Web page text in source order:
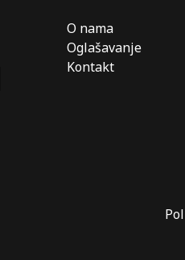
O nama
Oglašavanje
Kontakt